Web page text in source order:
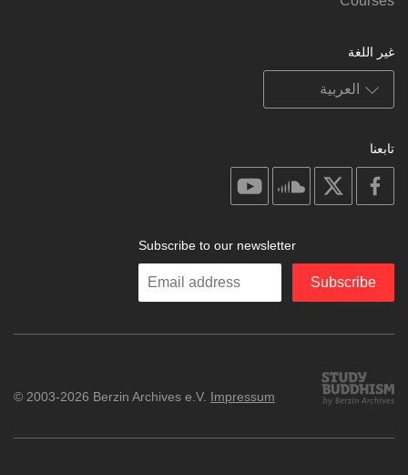
غير اللغة
تابعنا
facebook
soundcloud
Subscribe to our newsletter
Enter
Subscribe
Study
Buddhism
© 2003-2026 Berzin Archives e.V. Impressum